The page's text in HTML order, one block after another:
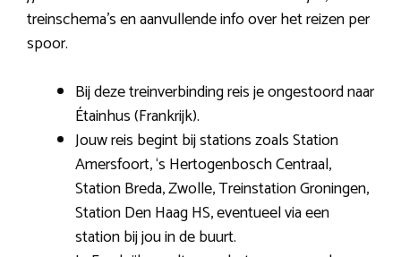
treinschema’s en aanvullende info over het reizen per
spoor.
Bij deze treinverbinding reis je ongestoord naar
Étainhus (Frankrijk).
Jouw reis begint bij stations zoals Station
Amersfoort, ‘s Hertogenbosch Centraal,
Station Breda, Zwolle, Treinstation Groningen,
Station Den Haag HS, eventueel via een
station bij jou in de buurt.